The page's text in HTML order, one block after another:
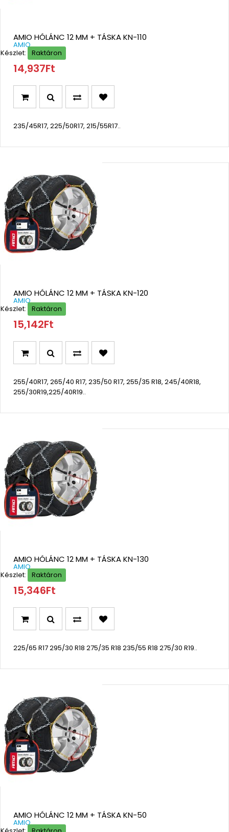
AMIO HÓLÁNC 12 MM + TÁSKA KN-110
AMIO
Készlet:
Raktáron
14,937Ft
235/45R17, 225/50R17, 215/55R17..
AMIO HÓLÁNC 12 MM + TÁSKA KN-120
AMIO
Készlet:
Raktáron
15,142Ft
255/40R17, 265/40 R17, 235/50 R17, 255/35 R18, 245/40R18,
255/30R19,225/40R19..
AMIO HÓLÁNC 12 MM + TÁSKA KN-130
AMIO
Készlet:
Raktáron
15,346Ft
225/65 R17 295/30 R18 275/35 R18 235/55 R18 275/30 R19..
AMIO HÓLÁNC 12 MM + TÁSKA KN-50
AMIO